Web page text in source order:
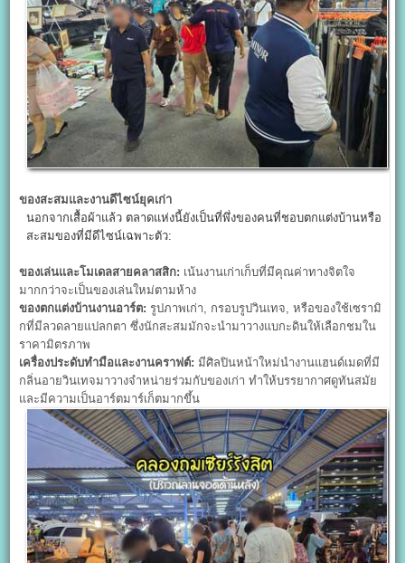
ของสะสมและงานดีไซน์ยุคเก่า
นอกจากเสื้อผ้าแล้ว ตลาดแห่งนี้ยังเป็นที่พึ่งของคนที่ชอบตกแต่งบ้านหรือ
สะสมของที่มีดีไซน์เฉพาะตัว:
ของเล่นและโมเดลสายคลาสสิก: เน้นงานเก่าเก็บที่มีคุณค่าทางจิตใจ
มากกว่าจะเป็นของเล่นใหม่ตามห้าง
ของตกแต่งบ้านงานอาร์ต: รูปภาพเก่า, กรอบรูปวินเทจ, หรือของใช้เซรามิ
กที่มีลวดลายแปลกตา ซึ่งนักสะสมมักจะนำมาวางแบกะดินให้เลือกชมใน
ราคามิตรภาพ
เครื่องประดับทำมือและงานคราฟต์: มีศิลปินหน้าใหม่นำงานแฮนด์เมดที่มี
กลิ่นอายวินเทจมาวางจำหน่ายร่วมกับของเก่า ทำให้บรรยากาศดูทันสมัย
และมีความเป็นอาร์ตมาร์เก็ตมากขึ้น